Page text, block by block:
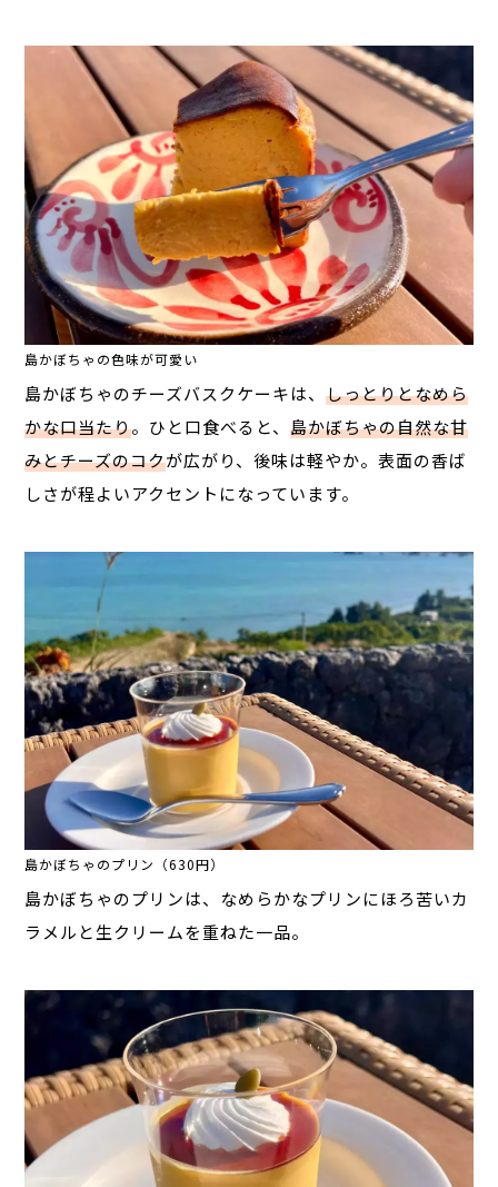
島かぼちゃの色味が可愛い
島かぼちゃのチーズバスクケーキは、しっとりとなめら
かな口当たり。ひと口食べると、島かぼちゃの自然な甘
みとチーズのコクが広がり、後味は軽やか。表面の香ば
しさが程よいアクセントになっています。
島かぼちゃのプリン（630円）
島かぼちゃのプリンは、なめらかなプリンにほろ苦いカ
ラメルと生クリームを重ねた一品。